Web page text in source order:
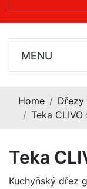
MENU
Home Dřezy
Teka CLIVO
Teka
Kuchyňský dřez